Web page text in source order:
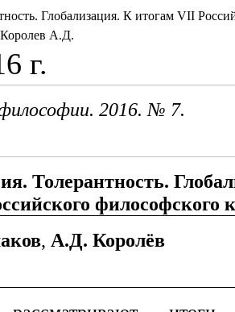
Глобализация. К итогам VII
А.Д.
г.
2016. № 7.
Толерантность.
философского
, А.Д. Королёв